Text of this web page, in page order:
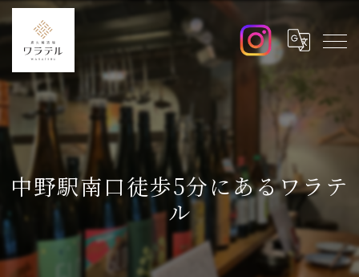
中野駅南口徒歩5分にあるワラテ
ル